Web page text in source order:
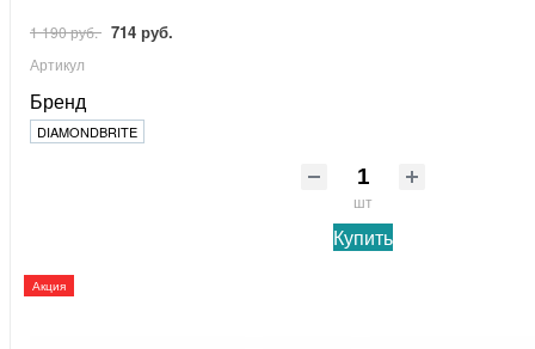
1 190 руб. 714 руб.
Артикул
Бренд
DIAMONDBRITE
шт
Купить
Акция